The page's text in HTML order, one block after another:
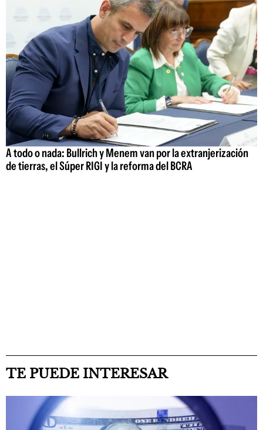
A todo o nada: Bullrich y Menem van por la extranjerización
de tierras, el Súper RIGI y la reforma del BCRA
TE PUEDE INTERESAR